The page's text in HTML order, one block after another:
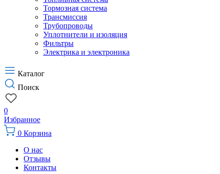
Тормозная система
Трансмиссия
Трубопроводы
Уплотнители и изоляция
Фильтры
Электрика и электроника
Каталог
Поиск
0
Избранное
0 Корзина
О нас
Отзывы
Контакты